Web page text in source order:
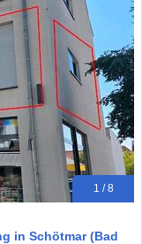
1 / 8
in Schötmar (Bad